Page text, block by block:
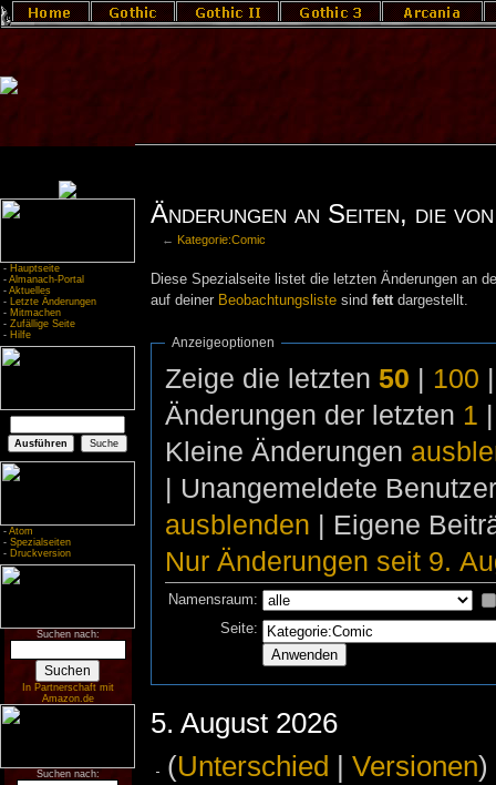
- Hauptseite
- Almanach-Portal
- Aktuelles
- Letzte Änderungen
- Mitmachen
- Zufällige Seite
- Hilfe
- Atom
- Spezialseiten
- Druckversion
Suchen nach:
In Partnerschaft mit
Amazon.de
Suchen nach:
Änderungen an Seiten, die
← Kategorie:Comic
Diese Spezialseite listet die letzten Änderungen an
auf deiner Beobachtungslistesind fettdargestellt.
Anzeigeoptionen
Zeige die letzten 50 | 100
Änderungen der letzten 1
Kleine Änderungen
| Unangemeldete
ausblenden | Eigene
Nur Änderungen seit 9.
Namensraum:
Seite:
5. August 2026
(Unterschied | Versionen)